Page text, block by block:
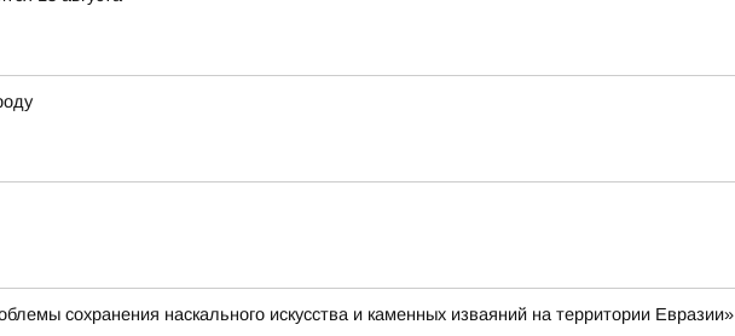
сохранения наскального искусства и каменных изваяний на территории Евразии»